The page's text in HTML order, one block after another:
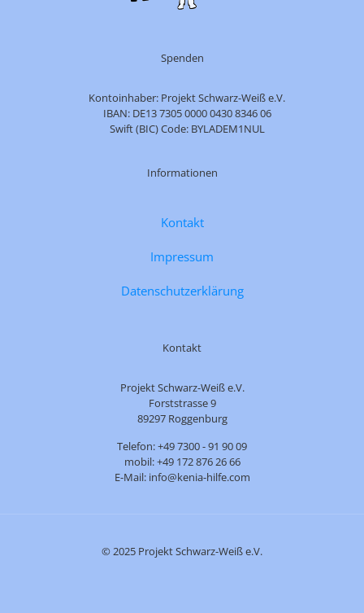
Spenden
Kontoinhaber: Projekt Schwarz-Weiß e.V.
IBAN: DE13 7305 0000 0430 8346 06
Swift (BIC) Code: BYLADEM1NUL
Informationen
Kontakt
Impressum
Datenschutzerklärung
Kontakt
Projekt Schwarz-Weiß e.V.
Forststrasse 9
89297 Roggenburg
Telefon: +49 7300 - 91 90 09
mobil: +49 172 876 26 66
E-Mail: info@kenia-hilfe.com
© 2025 Projekt Schwarz-Weiß e.V.